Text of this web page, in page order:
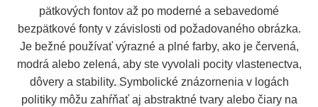
pätkových fontov až po moderné a sebavedomé
bezpätkové fonty v závislosti od požadovaného obrázka.
Je bežné používať výrazné a plné farby, ako je červená,
modrá alebo zelená, aby ste vyvolali pocity vlastenectva,
dôvery a stability. Symbolické znázornenia v logách
politiky môžu zahŕňať aj abstraktné tvary alebo čiary na